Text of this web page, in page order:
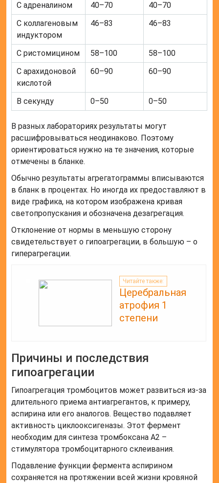
С адреналином 40–70
40–70
С коллагеновым
индуктором
46–83 46–83
С ристомицином 58–100
58–100
С арахидоновой
кислотой
60–90 60–90
В секунду 0–50 0–50
В разных лабораториях результаты могут
расшифровываться неодинаково. Поэтому
ориентироваться нужно на те значения, которые
отмечены в бланке.
Обычно результаты агрегатограммы вписываются
в бланк в процентах. Но иногда их предоставляют в
виде графика, на котором изображена кривая
светопропускания и обозначена дезагрегация.
Отклонение от нормы в меньшую сторону
свидетельствует о гипоагрегации, в большую – о
гиперагрегации.
Читайте также:
Церебральная
атрофия 1
степени
Причины и последствия
гипоагрегации
Гипоагрегация тромбоцитов может развиться из-за
длительного приема антиагрегантов, к примеру,
аспирина или его аналогов. Вещество подавляет
активность циклооксигеназы. Этот фермент
необходим для синтеза тромбоксана A2 –
стимулятора тромбоцитарного склеивания.
Подавление функции фермента аспирином
сохраняется на протяжении всей жизни кровяной